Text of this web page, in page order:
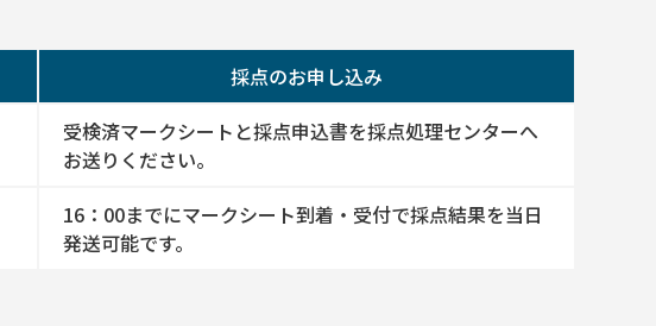
採点のお申し込み
受検済マークシートと採点申込書を採点処理センターへ
お送りください。
16：00までにマークシート到着・受付で採点結果を当日
発送可能です。